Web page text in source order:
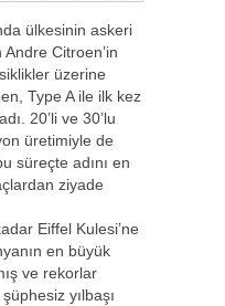
ülkesinin askeri
Citroen’in
üzerine
Type A ile ilk kez
20’li ve 30’lu
üretimiyle de
süreçte adını en
ziyade
Eiffel Kulesi’ne
en büyük
ve rekorlar
yılbaşı